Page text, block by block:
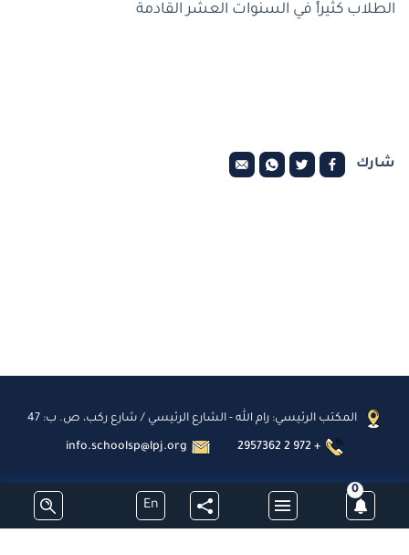
0
En
الطلاب كثيراً في السنوات العشر القادمة
شارك
المكتب الرئيسي: رام الله - الشارع الرئيسي / شارع ركب، ص. ب: 47
2957362 2 972 +
info.schoolsp@lpj.org